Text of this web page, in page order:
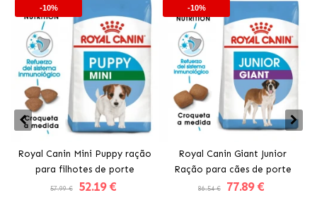
-10%
Royal Canin Mini Puppy ração
para filhotes de porte
pequeno
57.99 € 52.19 €
-10%
Royal Canin Giant Junior
Ração para cães de porte
gigante
86.54 € 77.89 €